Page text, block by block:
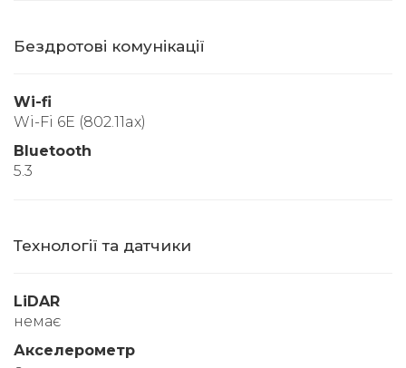
Бездротові комунікації
Wi-fi
Wi-Fi 6E (802.11ax)
Bluetooth
5.3
Технології та датчики
LiDAR
немає
Акселерометр